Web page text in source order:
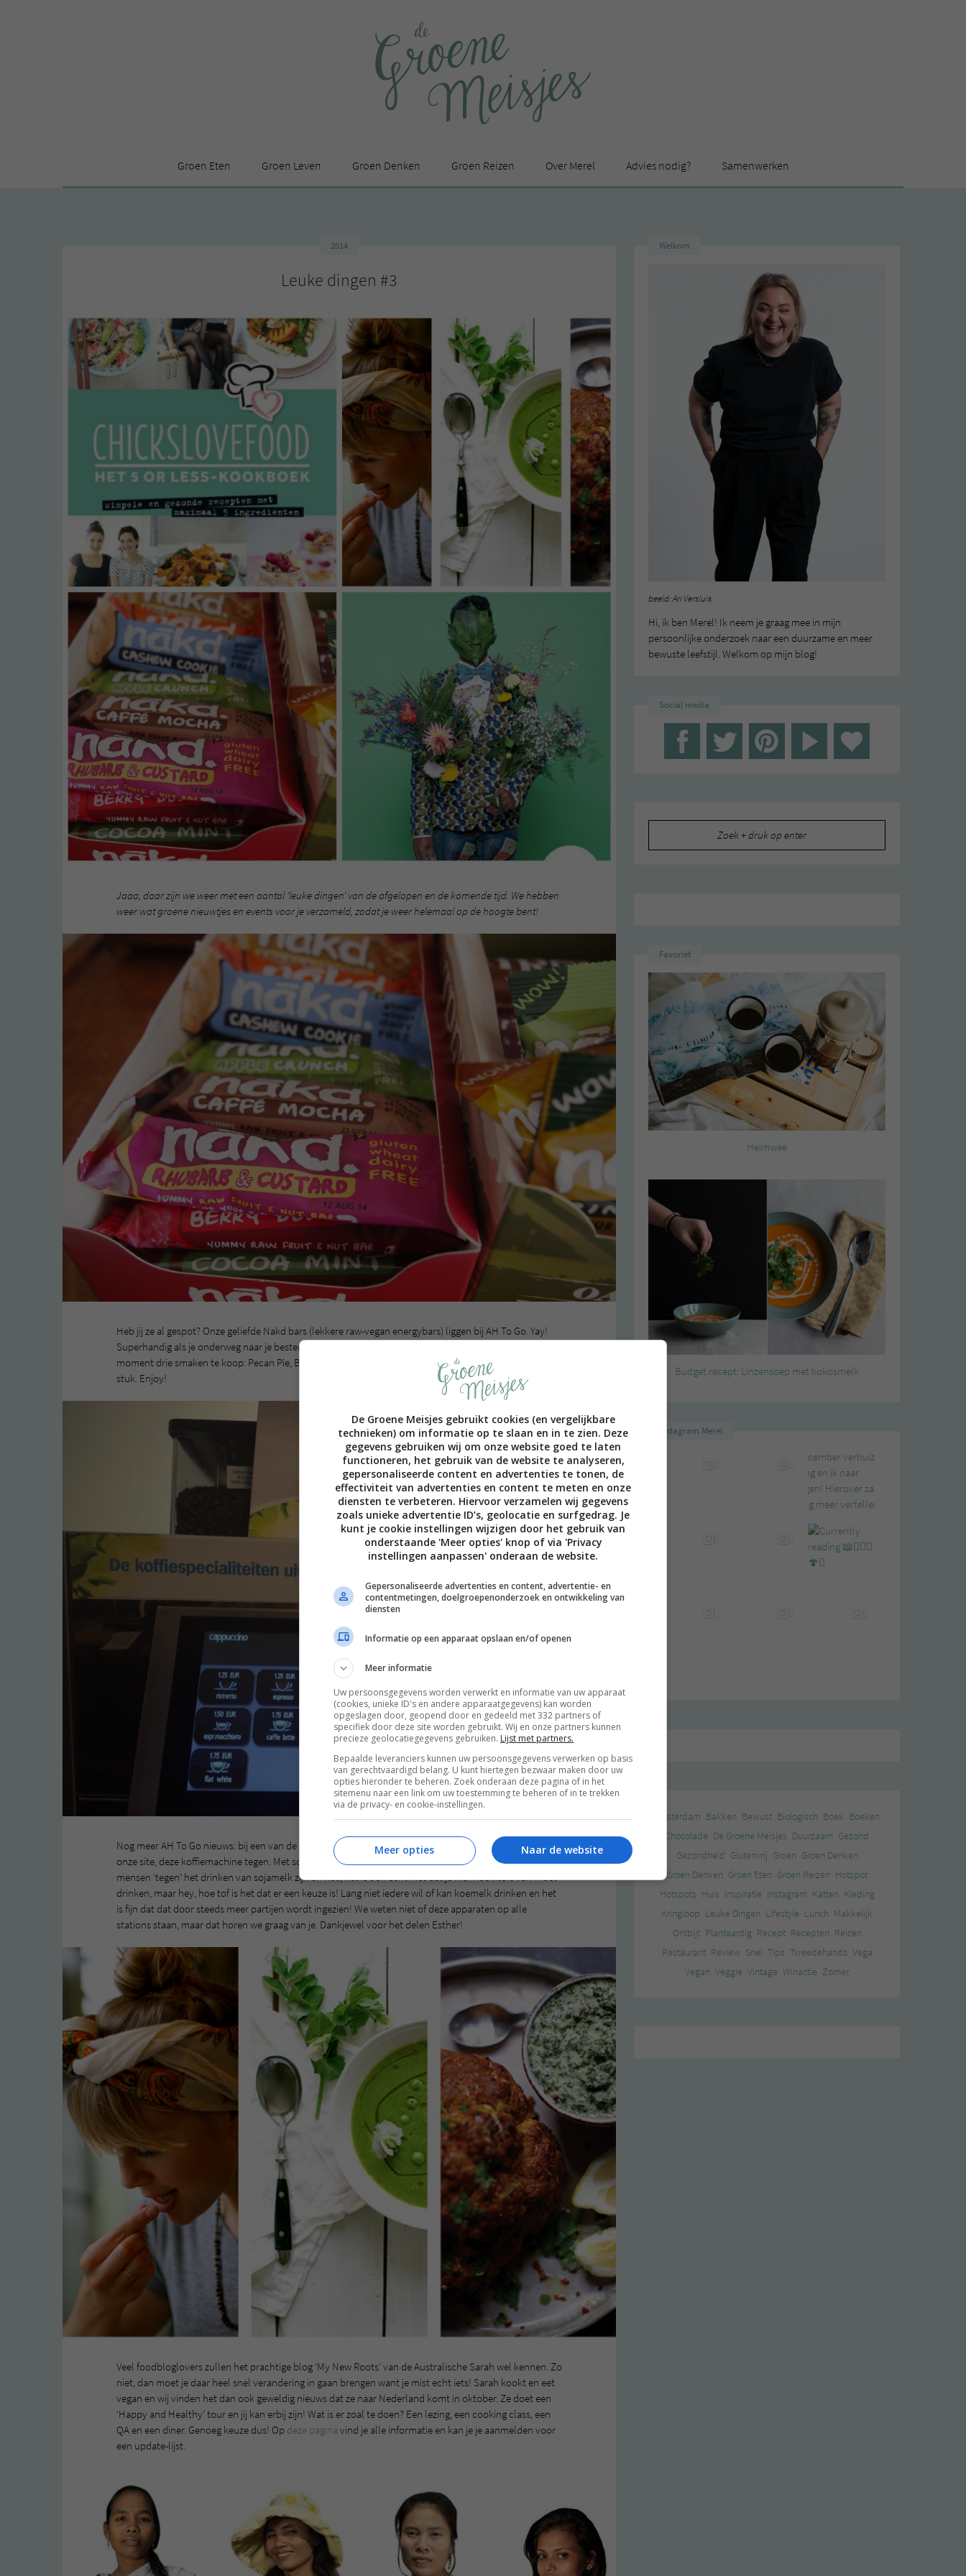
Groen Eten Groen Leven Groen Denken Groen Reizen Over Merel Advies nodig? Samenwerken
2014
Leuke dingen #3
Jaaa, daar zijn we weer met een aantal ‘leuke dingen’ van de afgelopen en de komende tijd. We hebben
weer wat groene nieuwtjes en events voor je verzameld, zodat je weer helemaal op de hoogte bent!
Heb jij ze al gespot? Onze geliefde Nakd bars (lekkere raw-vegan energybars) liggen bij AH To Go. Yay!
Superhandig als je onderweg naar je bestemming even een gezonde snack wilt scoren! Er zijn op dit
moment drie smaken te koop: Pecan Pie, Berry Delight and Cocoa Delight. De reepjes kosten €1,20 per
stuk. Enjoy!
Nog meer AH To Go nieuws: bij een van de filialen op Amsterdam Centraal kwam Esther, een lezer van
onze site, deze koffiemachine tegen. Met sojamelk! Woop woop. Natuurlijk weten we dat er heel veel
mensen ‘tegen’ het drinken van sojamelk zijn en nee, het is ook echt niet dat je hier nou liters van moet
drinken, maar hey, hoe tof is het dat er een keuze is! Lang niet iedere wil of kan koemelk drinken en het
is fijn dat dat door steeds meer partijen wordt ingezien! We weten niet of deze apparaten op alle
stations staan, maar dat horen we graag van je. Dankjewel voor het delen Esther!
Veel foodbloglovers zullen het prachtige blog ‘My New Roots’ van de Australische Sarah wel kennen. Zo
niet, dan moet je daar heel snel verandering in gaan brengen want je mist echt iets! Sarah kookt en eet
vegan en wij vinden het dan ook geweldig nieuws dat ze naar Nederland komt in oktober. Ze doet een
‘Happy and Healthy’ tour en jij kan erbij zijn! Wat is er zoal te doen? Een lezing, een cooking class, een
QA en een diner. Genoeg keuze dus! Op deze pagina vind je alle informatie en kan je je aanmelden voor
een update-lijst.
Welkom
beeld: Ari Versluis
Hi, ik ben Merel! Ik neem je graag mee in mijn
persoonlijke onderzoek naar een duurzame en meer
bewuste leefstijl. Welkom op mijn blog!
Social media
Favoriet
Heimwee
Budget recept: Linzensoep met kokosmelk
Instagram Merel
Amsterdam Bakken Bewust Biologisch Boek Boeken
Chocolade De Groene Meisjes Duurzaam Gezond
Gezondheid Glutenvrij Groen Groen Denken
Groen Denken Groen Eten Groen Reizen Hotspot
Hotspots Huis Inspiratie Instagram Katten Kleding
Kringloop Leuke Dingen Lifestyle Lunch Makkelijk
Ontbijt Plantaardig Recept Recepten Reizen
Restaurant Review Snel Tips Tweedehands Vega
Vegan Veggie Vintage Winactie Zomer
De Groene Meisjes gebruikt cookies (en vergelijkbare
technieken) om informatie op te slaan en in te zien. Deze
gegevens gebruiken wij om onze website goed te laten
functioneren, het gebruik van de website te analyseren,
gepersonaliseerde content en advertenties te tonen, de
effectiviteit van advertenties en content te meten en onze
diensten te verbeteren. Hiervoor verzamelen wij gegevens
zoals unieke advertentie ID’s, geolocatie en surfgedrag. Je
kunt je cookie instellingen wijzigen door het gebruik van
onderstaande 'Meer opties' knop of via 'Privacy
instellingen aanpassen' onderaan de website.
Gepersonaliseerde advertenties en content, advertentie- en
contentmetingen, doelgroepenonderzoek en ontwikkeling van
diensten
Informatie op een apparaat opslaan en/of openen
Meer informatie
Uw persoonsgegevens worden verwerkt en informatie van uw apparaat
(cookies, unieke ID's en andere apparaatgegevens) kan worden
opgeslagen door, geopend door en gedeeld met 332 partners of
specifiek door deze site worden gebruikt. Wij en onze partners kunnen
precieze geolocatiegegevens gebruiken. Lijst met partners.
Bepaalde leveranciers kunnen uw persoonsgegevens verwerken op basis
van gerechtvaardigd belang. U kunt hiertegen bezwaar maken door uw
opties hieronder te beheren. Zoek onderaan deze pagina of in het
sitemenu naar een link om uw toestemming te beheren of in te trekken
via de privacy- en cookie-instellingen.
Naar de website
Meer opties